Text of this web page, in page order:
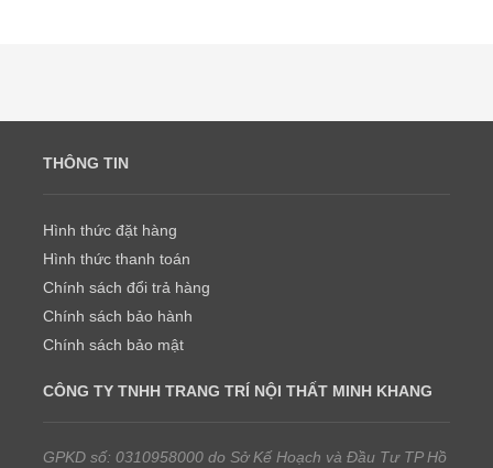
THÔNG TIN
Hình thức đặt hàng
Hình thức thanh toán
Chính sách đổi trả hàng
Chính sách bảo hành
Chính sách bảo mật
CÔNG TY TNHH TRANG TRÍ NỘI THẤT MINH KHANG
GPKD số: 0310958000 do Sở Kế Hoạch và Đầu Tư TP Hồ